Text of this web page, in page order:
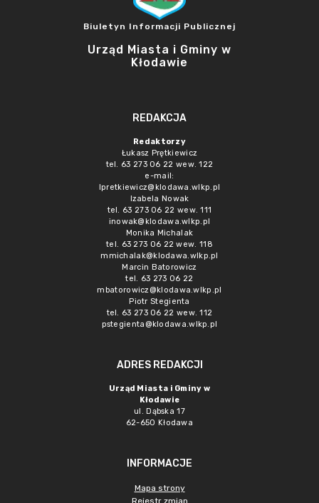
Biuletyn Informacji Publicznej
Urząd Miasta i Gminy w
Kłodawie
REDAKCJA
Redaktorzy
Łukasz Prętkiewicz
tel. 63 273 06 22 wew. 122
e-mail:
lpretkiewicz@klodawa.wlkp.pl
Izabela Nowak
tel. 63 273 06 22 wew. 111
inowak@klodawa.wlkp.pl
Monika Michalak
tel. 63 273 06 22 wew. 118
mmichalak@klodawa.wlkp.pl
Marcin Batorowicz
tel. 63 273 06 22
mbatorowicz@klodawa.wlkp.pl
Piotr Stegienta
tel. 63 273 06 22 wew. 112
pstegienta@klodawa.wlkp.pl
ADRES REDAKCJI
Urząd Miasta i Gminy w
Kłodawie
ul. Dąbska 17
62-650 Kłodawa
INFORMACJE
Mapa strony
Rejestr zmian